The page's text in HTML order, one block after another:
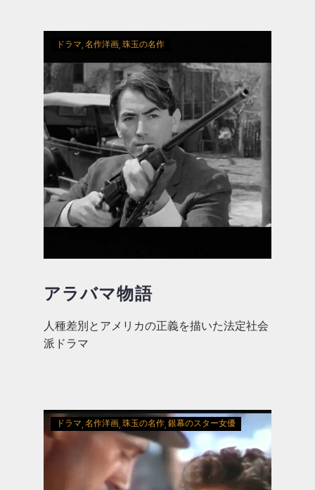
ドラマ 名作洋画 珠玉の名作
アラバマ物語
人種差別とアメリカの正義を描いた法定社会
派ドラマ
ドラマ 名作洋画 珠玉の名作 銀幕のスター女優